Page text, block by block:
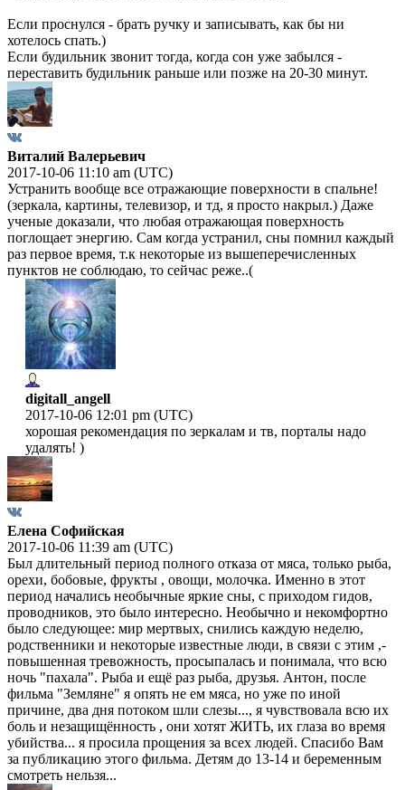
Если проснулся - брать ручку и записывать, как бы ни
хотелось спать.)
Если будильник звонит тогда, когда сон уже забылся -
переставить будильник раньше или позже на 20-30 минут.
Виталий Валерьевич
2017-10-06 11:10 am (UTC)
Устранить вообще все отражающие поверхности в спальне!
(зеркала, картины, телевизор, и тд, я просто накрыл.) Даже
ученые доказали, что любая отражающая поверхность
поглощает энергию. Сам когда устранил, сны помнил каждый
раз первое время, т.к некоторые из вышеперечисленных
пунктов не соблюдаю, то сейчас реже..(
digitall_angell
2017-10-06 12:01 pm (UTC)
хорошая рекомендация по зеркалам и тв, порталы надо
удалять! )
Елена Софийская
2017-10-06 11:39 am (UTC)
Был длительный период полного отказа от мяса, только рыба,
орехи, бобовые, фрукты , овощи, молочка. Именно в этот
период начались необычные яркие сны, с приходом гидов,
проводников, это было интересно. Необычно и некомфортно
было следующее: мир мертвых, снились каждую неделю,
родственники и некоторые известные люди, в связи с этим ,-
повышенная тревожность, просыпалась и понимала, что всю
ночь "пахала". Рыба и ещё раз рыба, друзья. Антон, после
фильма "Земляне" я опять не ем мяса, но уже по иной
причине, два дня потоком шли слезы..., я чувствовала всю их
боль и незащищённость , они хотят ЖИТЬ, их глаза во время
убийства... я просила прощения за всех людей. Спасибо Вам
за публикацию этого фильма. Детям до 13-14 и беременным
смотреть нельзя...